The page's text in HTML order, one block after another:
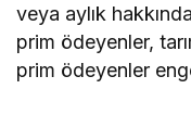
veya aylık
prim ödeyenler,
prim ödeyenler